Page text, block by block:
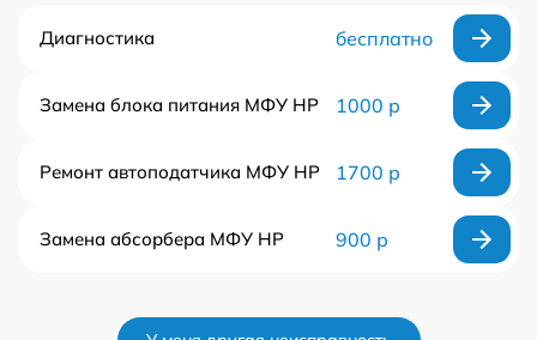
Диагностика бесплатно
Замена блока питания МФУ HP 1000 р
Ремонт автоподатчика МФУ HP 1700 р
Замена абсорбера МФУ HP 900 р